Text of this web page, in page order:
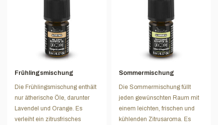
Frühlingsmischung
Die Frühlingsmischung enthält
nur ätherische Öle, darunter
Lavendel und Orange. Es
verleiht ein zitrusfrisches
Sommermischung
Die Sommermischung füllt
jeden gewünschten Raum mit
einem leichten, frischen und
kühlenden Zitrusaroma. Es